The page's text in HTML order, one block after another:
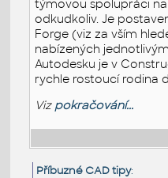
týmovou spolupráci
odkudkoliv. Je
Forge (viz za vším
nabízených
Autodesku je v
rychle rostoucí rodina
Viz pokračování...
Příbuzné CAD tipy: